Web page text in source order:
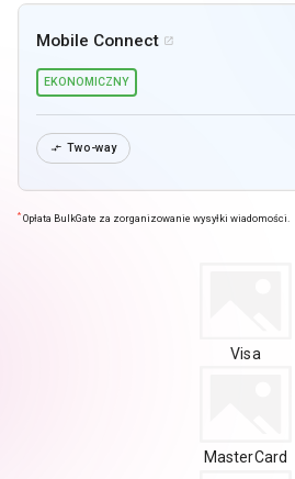
Mobile Connect 
EKONOMICZNY
 Two-way
* Opłata BulkGate za zorganizowanie wysyłki wiadomości.
Visa
MasterCard